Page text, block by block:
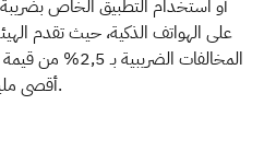
على الهواتف الذكية، حيث تقدم
المخالفات
أقصى مليون ريال أو 1000 ريال كحد أدنى.